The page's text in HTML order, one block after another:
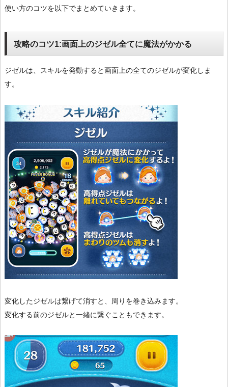
使い方のコツを以下でまとめていきます。
攻略のコツ1:画面上のジゼル全てに魔法がかかる
ジゼルは、スキルを発動すると画面上の全てのジゼルが変化しま
す。
変化したジゼルは繋げて消すと、周りを巻き込みます。
変化する前のジゼルと一緒に繋ぐこともできます。